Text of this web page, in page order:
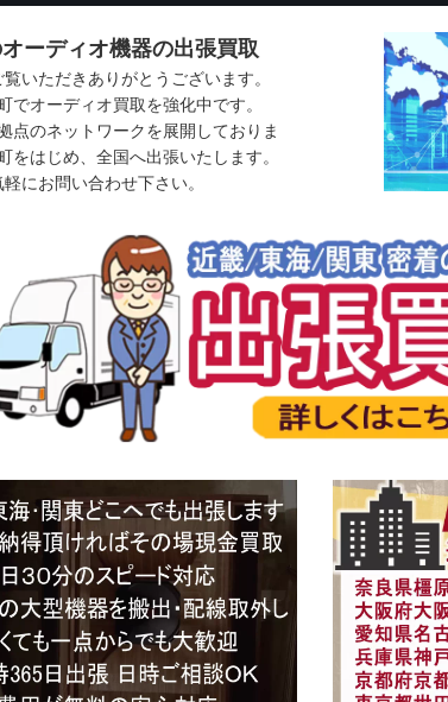
ーディオ機器の出張買取
いただきありがとうございます。
でオーディオ買取を強化中です。
点のネットワークを展開しておりま
をはじめ、全国へ出張いたします。
軽にお問い合わせ下さい。